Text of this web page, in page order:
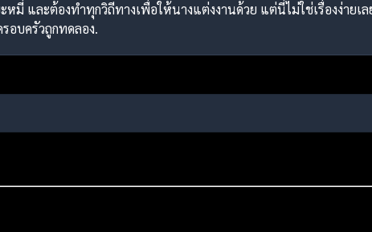
หมี่ และต้องทำทุกวิถีทางเพื่อให้นางแต่งงานด้วย แต่นี่ไม่ใช่เรื่องง่ายเ
อบครัวถูกทดลอง.